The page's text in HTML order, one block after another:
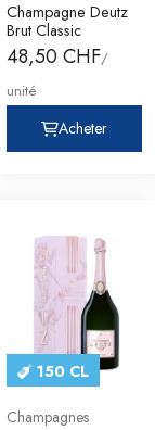
Champagne Deutz
Brut Classic
48,50 CHF/
unité
Acheter
150 CL
Champagnes